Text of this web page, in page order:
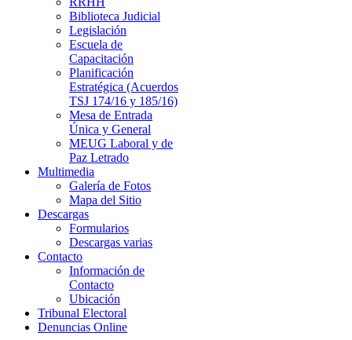
Biblioteca Judicial
Legislación
Escuela de
Capacitación
Planificación
Estratégica (Acuerdos
TSJ 174/16 y 185/16)
Mesa de Entrada
Única y General
MEUG Laboral y de
Paz Letrado
Multimedia
Galería de Fotos
Mapa del Sitio
Descargas
Formularios
Descargas varias
Contacto
Información de
Contacto
Ubicación
Tribunal Electoral
Denuncias Online